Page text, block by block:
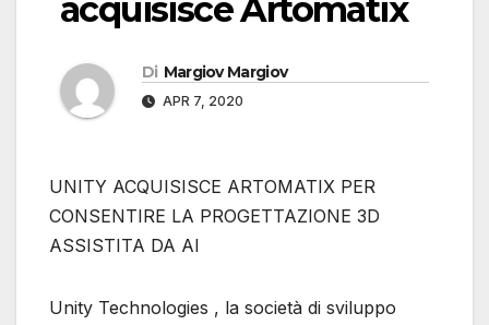
acquisisce Artomatix
Di Margiov Margiov
APR 7, 2020
UNITY ACQUISISCE ARTOMATIX PER
CONSENTIRE LA PROGETTAZIONE 3D
ASSISTITA DA AI
Unity Technologies , la società di sviluppo